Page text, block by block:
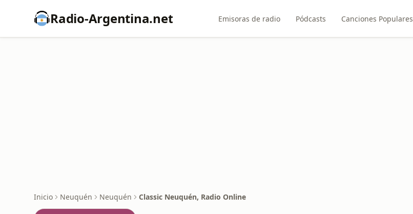
Radio-Argentina.net Emisoras de radio Pódcasts Canciones Populares
Inicio Neuquén Neuquén Classic Neuquén, Radio Online